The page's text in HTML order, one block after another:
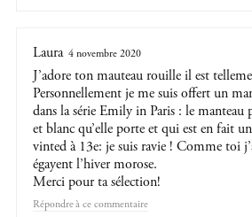
Laura 4 novembre 2020
J’adore ton mauteau rouille il est
Personnellement je me suis offert un
dans la série Emily in Paris : le manteau
et blanc qu’elle porte et qui est en fait
vinted à 13e: je suis ravie ! Comme toi
égayent l’hiver morose.
Merci pour ta sélection!
Répondre